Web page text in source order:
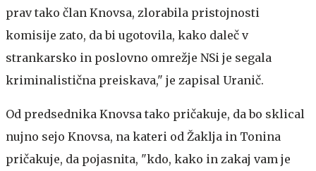
prav tako član Knovsa, zlorabila pristojnosti
komisije zato, da bi ugotovila, kako daleč v
strankarsko in poslovno omrežje NSi je segala
kriminalistična preiskava," je zapisal Uranič.
Od predsednika Knovsa tako pričakuje, da bo sklical
nujno sejo Knovsa, na kateri od Žaklja in Tonina
pričakuje, da pojasnita, "kdo, kako in zakaj vam je